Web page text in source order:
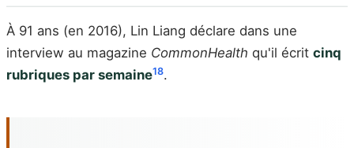
À 91 ans (en 2016), Lin Liang déclare dans une
interview au magazine CommonHealth qu'il écrit cinq
rubriques par semaine18.